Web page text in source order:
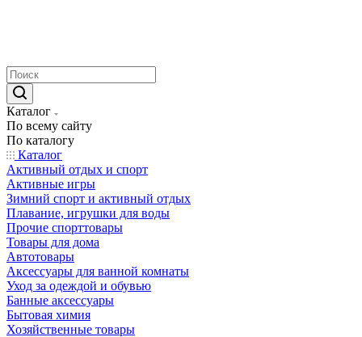
Каталог
По всему сайту
По каталогу
Каталог
Активный отдых и спорт
Активные игры
Зимний спорт и активный отдых
Плавание, игрушки для воды
Прочие спорттовары
Товары для дома
Автотовары
Аксессуары для ванной комнаты
Уход за одеждой и обувью
Банные аксессуары
Бытовая химия
Хозяйственные товары